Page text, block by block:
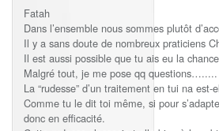
Fatah
Dans l’ensemble nous sommes plutôt
Il y a sans doute de nombreux praticiens
Il est aussi possible que tu ais eu la
Malgré tout, je me pose qq questions….....
La “rudesse” d’un traitement en tui na
Comme tu le dit toi même, si pour
donc en efficacité.